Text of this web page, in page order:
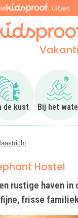
de kust
Ga naar Aan de kust
Bij het
Ga
Hostel
rustige haven
frisse